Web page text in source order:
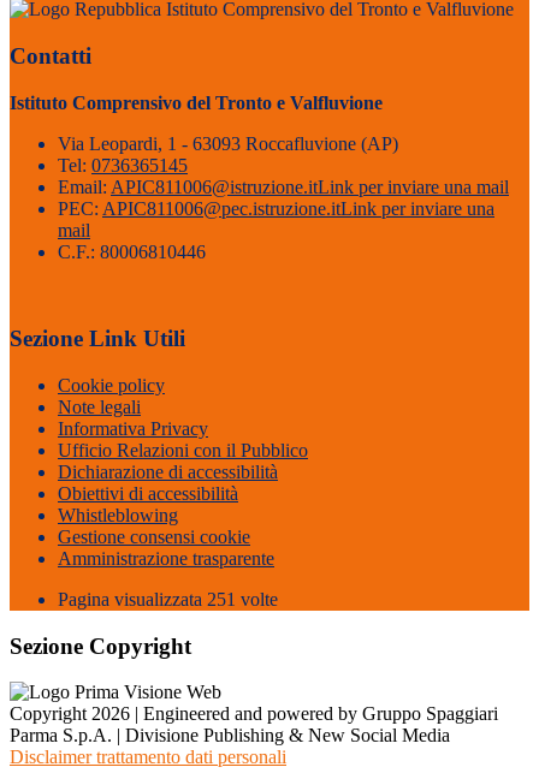
Istituto Comprensivo del Tronto e Valfluvione
Contatti
Istituto Comprensivo del Tronto e Valfluvione
Via Leopardi, 1 - 63093 Roccafluvione (AP)
Tel: 0736365145
Email: APIC811006@istruzione.itLink per inviare una mail
PEC: APIC811006@pec.istruzione.itLink per inviare una
mail
C.F.: 80006810446
Sezione Link Utili
Cookie policy
Note legali
Informativa Privacy
Ufficio Relazioni con il Pubblico
Dichiarazione di accessibilità
Obiettivi di accessibilità
Whistleblowing
Gestione consensi cookie
Amministrazione trasparente
Pagina visualizzata 251 volte
Sezione Copyright
Copyright 2026 | Engineered and powered by Gruppo Spaggiari
Parma S.p.A. | Divisione Publishing & New Social Media
Disclaimer trattamento dati personali